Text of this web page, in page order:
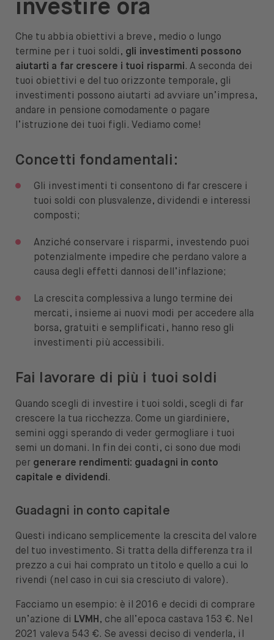
Siamo BUX
Lavora con noi
Stampa
Aiuto
investire ora
Che tu abbia obiettivi a breve, medio o lungo
termine per i tuoi soldi, gli investimenti possono
aiutarti a far crescere i tuoi risparmi. A seconda dei
tuoi obiettivi e del tuo orizzonte temporale, gli
investimenti possono aiutarti ad avviare un’impresa,
andare in pensione comodamente o pagare
l’istruzione dei tuoi figli. Vediamo come!
Concetti fondamentali:
Gli investimenti ti consentono di far crescere i
tuoi soldi con plusvalenze, dividendi e interessi
composti;
Anziché conservare i risparmi, investendo puoi
potenzialmente impedire che perdano valore a
causa degli effetti dannosi dell’inflazione;
La crescita complessiva a lungo termine dei
mercati, insieme ai nuovi modi per accedere alla
borsa, gratuiti e semplificati, hanno reso gli
investimenti più accessibili.
Fai lavorare di più i tuoi soldi
Quando scegli di investire i tuoi soldi, scegli di far
crescere la tua ricchezza. Come un giardiniere,
semini oggi sperando di veder germogliare i tuoi
semi un domani. In fin dei conti, ci sono due modi
per generare rendimenti: guadagni in conto
capitale e dividendi.
Guadagni in conto capitale
Questi indicano semplicemente la crescita del valore
del tuo investimento. Si tratta della differenza tra il
prezzo a cui hai comprato un titolo e quello a cui lo
rivendi (nel caso in cui sia cresciuto di valore).
Facciamo un esempio: è il 2016 e decidi di comprare
un’azione di LVMH , che all’epoca castava 153 €. Nel
2021 valeva 543 €. Se avessi deciso di venderla, il